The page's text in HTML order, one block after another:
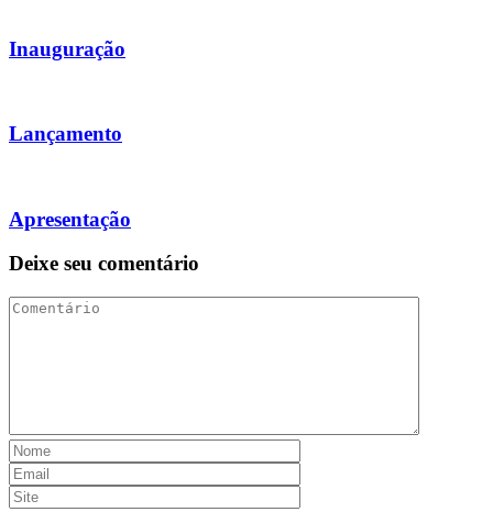
Inauguração
Lançamento
Apresentação
Deixe seu comentário